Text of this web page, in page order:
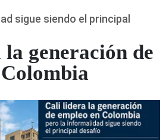
sigue siendo el principal
generación de